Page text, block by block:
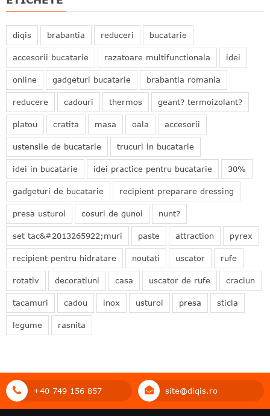
diqis brabantia reduceri bucatarie
accesorii bucatarie razatoare multifunctionala idei
online gadgeturi bucatarie brabantia romania
reducere cadouri thermos geant? termoizolant?
platou cratita masa oala accesorii
ustensile de bucatarie trucuri in bucatarie
idei in bucatarie idei practice pentru bucatarie 30%
gadgeturi de bucatarie recipient preparare dressing
presa usturoi cosuri de gunoi nunt?
set tac&#2013265922;muri paste attraction pyrex
recipient pentru hidratare noutati uscator rufe
rotativ decoratiuni casa uscator de rufe craciun
tacamuri cadou inox usturoi presa sticla
legume rasnita
+40 749 156 857 site@diqis.ro